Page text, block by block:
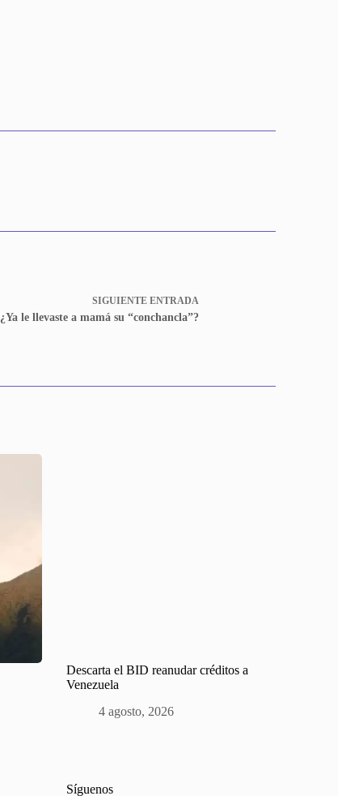
SIGUIENTE ENTRADA
¿Ya le llevaste a mamá su “conchancla”?
Descarta el BID reanudar créditos a
Venezuela
4 agosto, 2026
Síguenos